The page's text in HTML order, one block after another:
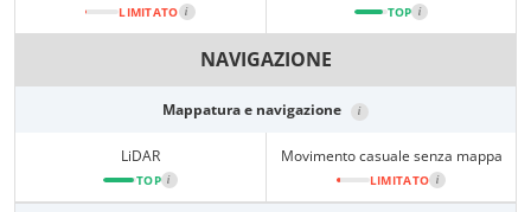
LIMITATO i TOP i
NAVIGAZIONE
Mappatura e navigazione i
LiDAR
TOP i
Movimento casuale senza mappa
LIMITATO i